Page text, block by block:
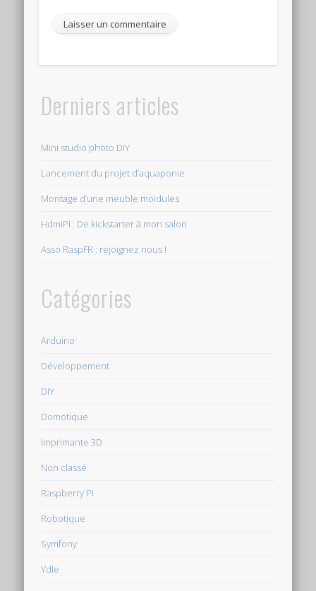
Derniers articles
Mini studio photo DIY
Lancement du projet d’aquaponie
Montage d’une meuble moidules
HdmiPi : De kickstarter à mon salon
Asso RaspFR : rejoignez nous !
Catégories
Arduino
Développement
DIY
Domotique
Imprimante 3D
Non classé
Raspberry Pi
Robotique
Symfony
Ydle